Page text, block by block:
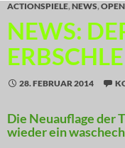
ACTIONSPIELE,NEWS,
NEWS:
28. FEBRUAR 2014
Die Neuauflage der
wieder ein